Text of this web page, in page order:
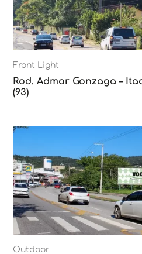
Front Light
Rod. Admar Gonzaga –
(93)
Outdoor